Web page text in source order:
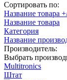
Сортировать по:
Название товара
Название товара
Категория
Название
Производитель:
Выбрать
Multitronics
Штат